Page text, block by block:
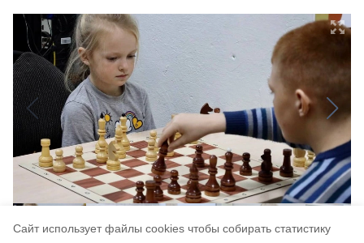
Cайт использует файлы cookies чтобы собирать статистику